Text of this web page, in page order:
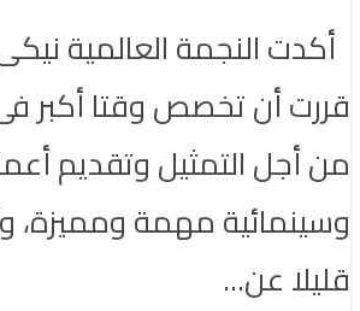
أكدت النجمة العالمية
من أجل التمثيل وتقديم
وسينمائية مهمة ومميزة،
قليلا عن...